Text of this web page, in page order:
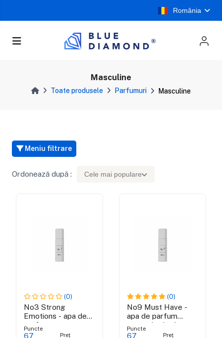
România
Masculine
Toate produsele Parfumuri Masculine
Meniu filtrare
Ordonează după : Cele mai populare
(0)
No3 Strong
Emotions - apa de
parfum pentru
barbati
Puncte
67 Preț
(0)
No9 Must Have -
apa de parfum
pentru barbati
Puncte
67 Preț